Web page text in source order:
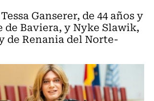
Ganserer, de 44 años y
de Baviera, y Nyke Slawik,
de Renania del Norte-